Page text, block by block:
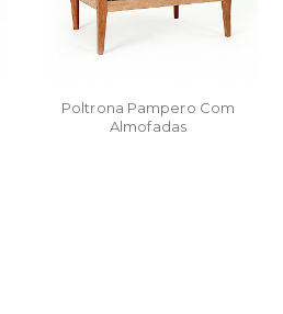
Poltrona Pampero Com
Almofadas